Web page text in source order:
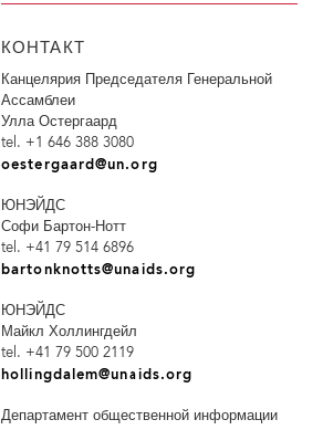
КОНТАКТ
Канцелярия Председателя Генеральной
Ассамблеи
Улла Остергаард
tel. +1 646 388 3080
oestergaard@un.org
ЮНЭЙДС
Софи Бартон-Нотт
tel. +41 79 514 6896
bartonknotts@unaids.org
ЮНЭЙДС
Майкл Холлингдейл
tel. +41 79 500 2119
hollingdalem@unaids.org
Департамент общественной информации